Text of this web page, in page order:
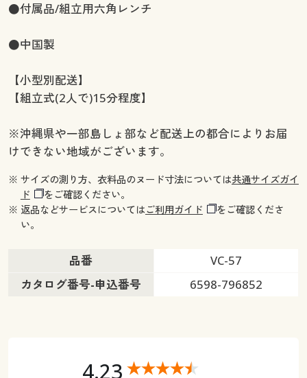
●付属品/組立用六角レンチ
●中国製
【小型別配送】
【組立式(2人で)15分程度】
※沖縄県や一部島しょ部など配送上の都合によりお届
けできない地域がございます。
※ サイズの測り方、衣料品のヌード寸法については共通サイズガイ
ド
をご確認ください。
※ 返品などサービスについてはご利用ガイド
をご確認くださ
い。
品番
VC-57
カタログ番号-申込番号
6598-796852
4.23